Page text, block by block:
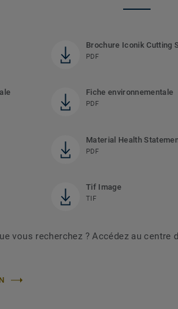
Brochure Iconik Cutting
PDF
Fiche environnementale
PDF
Material Health
PDF
Tif Image
TIF
vous recherchez ? Accédez au